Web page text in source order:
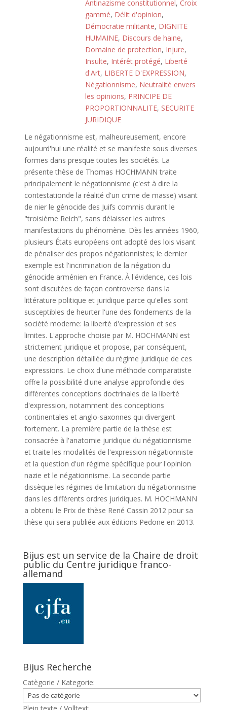
Antinazisme constitutionnel, Croix
gammé, Délit d'opinion,
Démocratie militante, DIGNITE
HUMAINE, Discours de haine,
Domaine de protection, Injure,
Insulte, Intérêt protégé, Liberté
d'Art, LIBERTE D'EXPRESSION,
Négationnisme, Neutralité envers
les opinions, PRINCIPE DE
PROPORTIONNALITE, SECURITE
JURIDIQUE
Le négationnisme est, malheureusement, encore
aujourd'hui une réalité et se manifeste sous diverses
formes dans presque toutes les sociétés. La
présente thèse de Thomas HOCHMANN traite
principalement le négationnisme (c'est à dire la
contestationde la réalité d'un crime de masse) visant
de nier le génocide des Juifs commis durant le
"troisième Reich", sans délaisser les autres
manifestations du phénomène. Dès les années 1960,
plusieurs États européens ont adopté des lois visant
de pénaliser des propos négationnistes; le dernier
exemple est l'incrimination de la négation du
génocide arménien en France. À l'évidence, ces lois
sont discutées de façon controverse dans la
littérature politique et juridique parce qu'elles sont
susceptibles de heurter l'une des fondements de la
société moderne: la liberté d'expression et ses
limites. L'approche choisie par M. HOCHMANN est
strictement juridique et propose, par conséquent,
une description détaillée du régime juridique de ces
expressions. Le choix d'une méthode comparatiste
offre la possibilité d'une analyse approfondie des
différentes conceptions doctrinales de la liberté
d'expression, notamment des conceptions
continentales et anglo-saxonnes qui divergent
fortement. La première partie de la thèse est
consacrée à l'anatomie juridique du négationnisme
et traite les modalités de l'expression négationniste
et la question d'un régime spécifique pour l'opinion
nazie et le négationnisme. La seconde partie
dissèque les régimes de limitation du négationnisme
dans les différents ordres juridiques. M. HOCHMANN
a obtenu le Prix de thèse René Cassin 2012 pour sa
thèse qui sera publiée aux éditions Pedone en 2013.
Bijus est un service de la Chaire de droit
public du Centre juridique franco-
allemand
Bijus Recherche
Catègorie / Kategorie: